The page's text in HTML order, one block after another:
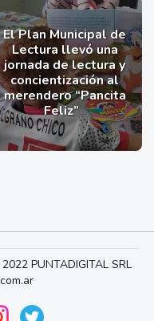
El Plan Municipal de
Lectura llevó una
jornada de lectura y
concientización al
merendero “Pancita
Feliz”
PUNTADIGITAL SRL